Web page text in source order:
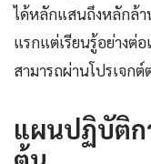
ได้หลักแสนถึงหลักล้า
แรกแต่เรียนรู้อย่างต่
สามารถผ่านโปรเจกต์
แผนปฏิบัติก